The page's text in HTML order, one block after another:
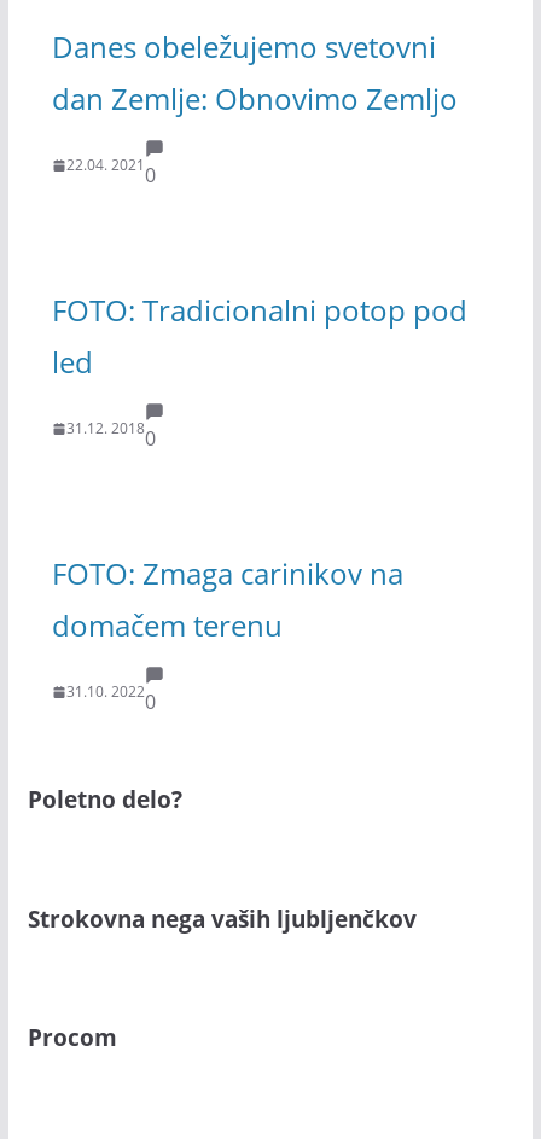
Danes obeležujemo svetovni
dan Zemlje: Obnovimo Zemljo
22.04. 20210
FOTO: Tradicionalni potop pod
led
31.12. 20180
FOTO: Zmaga carinikov na
domačem terenu
31.10. 20220
Poletno delo?
Strokovna nega vaših ljubljenčkov
Procom